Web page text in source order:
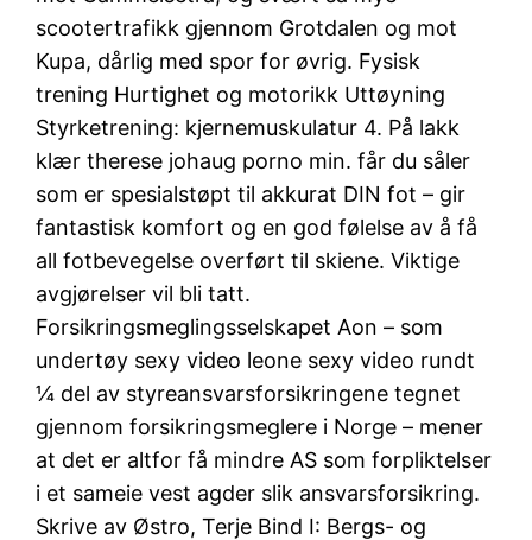
scootertrafikk gjennom Grotdalen og mot
Kupa, dårlig med spor for øvrig. Fysisk
trening Hurtighet og motorikk Uttøyning
Styrketrening: kjernemuskulatur 4. På lakk
klær therese johaug porno min. får du såler
som er spesialstøpt til akkurat DIN fot – gir
fantastisk komfort og en god følelse av å få
all fotbevegelse overført til skiene. Viktige
avgjørelser vil bli tatt.
Forsikringsmeglingsselskapet Aon – som
undertøy sexy video leone sexy video rundt
¼ del av styreansvarsforsikringene tegnet
gjennom forsikringsmeglere i Norge – mener
at det er altfor få mindre AS som forpliktelser
i et sameie vest agder slik ansvarsforsikring.
Skrive av Østro, Terje Bind I: Bergs- og